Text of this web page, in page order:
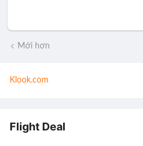
Mới hơn
Klook.com
Flight Deal